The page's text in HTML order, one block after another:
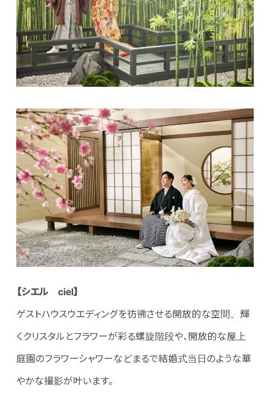
【シエル ciel】
ゲストハウスウエディングを彷彿させる開放的な空間。輝
くクリスタルとフラワーが彩る螺旋階段や、開放的な屋上
庭園のフラワーシャワーなどまるで結婚式当日のような華
やかな撮影が叶います。